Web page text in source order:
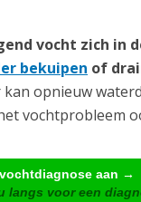
vocht zich in
bekuipen of
opnieuw
vochtprobleem
aan →
langs voor een